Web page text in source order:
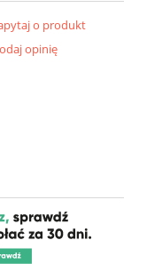
o produkt
opinię